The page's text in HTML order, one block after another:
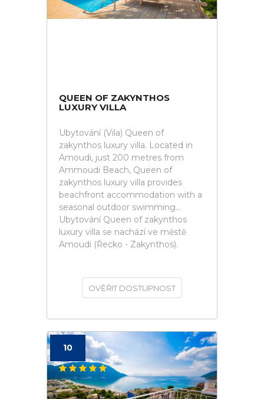
QUEEN OF ZAKYNTHOS
LUXURY VILLA
Ubytování (Vila) Queen of
zakynthos luxury villa. Located in
Amoudi, just 200 metres from
Ammoudi Beach, Queen of
zakynthos luxury villa provides
beachfront accommodation with a
seasonal outdoor swimming...
Ubytování Queen of zakynthos
luxury villa se nachází ve městě
Amoudi (Řecko - Zakynthos).
OVĚŘIT DOSTUPNOST
10